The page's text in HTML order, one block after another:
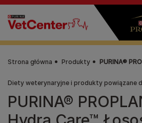
Przejdź do treści
Strona główna Produkty PURINA®
Diety weterynaryjne i produkty powiązane
PURINA®